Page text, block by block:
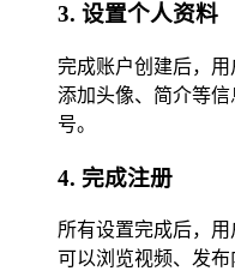
3. 设置个人资料
完成账户创建后，
添加头像、简介等
号。
4. 完成注册
所有设置完成后，
可以浏览视频、发布